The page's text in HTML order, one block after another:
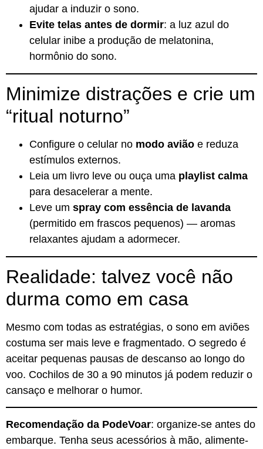
ajudar a induzir o sono.
Evite telas antes de dormir: a luz azul do
celular inibe a produção de melatonina,
hormônio do sono.
Minimize distrações e crie um
“ritual noturno”
Configure o celular no modo avião e reduza
estímulos externos.
Leia um livro leve ou ouça uma playlist calma
para desacelerar a mente.
Leve um spray com essência de lavanda
(permitido em frascos pequenos) — aromas
relaxantes ajudam a adormecer.
Realidade: talvez você não
durma como em casa
Mesmo com todas as estratégias, o sono em aviões
costuma ser mais leve e fragmentado. O segredo é
aceitar pequenas pausas de descanso ao longo do
voo. Cochilos de 30 a 90 minutos já podem reduzir o
cansaço e melhorar o humor.
Recomendação da PodeVoar: organize-se antes do
embarque. Tenha seus acessórios à mão, alimente-